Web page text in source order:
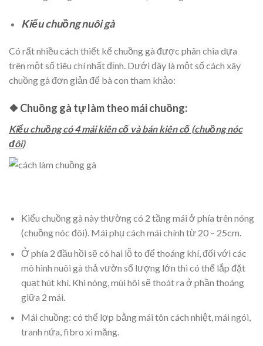
Kiểu chuồng nuôi gà
Có rất nhiều cách thiết kế chuồng gà được phân chia dựa
trên một số tiêu chí nhất định. Dưới đây là một số cách xây
chuồng gà đơn giản để bà con tham khảo:
❖ Chuồng gà tự làm theo mái chuồng:
Kiểu chuồng có 4 mái kiên cố và bán kiên cố (chuồng nóc
đôi)
Kiểu chuồng gà này thường có 2 tầng mái ở phía trên nóng
(chuồng nóc đôi). Mái phụ cách mái chính từ 20 – 25cm.
Ở phía 2 đầu hồi sẽ có hai lỗ to để thoáng khí, đối với các
mô hình nuôi gà thả vườn số lượng lớn thì có thể lắp đặt
quạt hút khí. Khi nóng, mùi hôi sẽ thoát ra ở phần thoáng
giữa 2 mái.
Mái chuồng: có thể lợp bằng mái tôn cách nhiệt, mái ngói,
tranh nứa, fibro xi măng.